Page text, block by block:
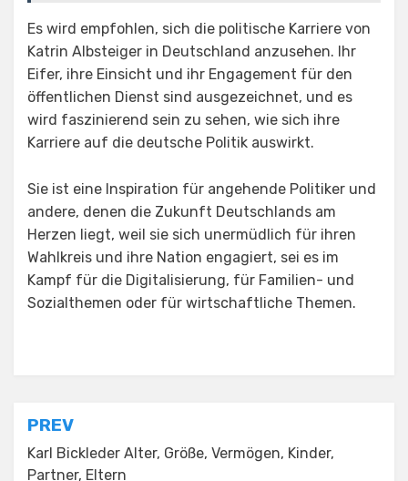
Es wird empfohlen, sich die politische Karriere von
Katrin Albsteiger in Deutschland anzusehen. Ihr
Eifer, ihre Einsicht und ihr Engagement für den
öffentlichen Dienst sind ausgezeichnet, und es
wird faszinierend sein zu sehen, wie sich ihre
Karriere auf die deutsche Politik auswirkt.
Sie ist eine Inspiration für angehende Politiker und
andere, denen die Zukunft Deutschlands am
Herzen liegt, weil sie sich unermüdlich für ihren
Wahlkreis und ihre Nation engagiert, sei es im
Kampf für die Digitalisierung, für Familien- und
Sozialthemen oder für wirtschaftliche Themen.
Post
navigation
PREV
Karl Bickleder Alter, Größe, Vermögen, Kinder,
Partner, Eltern